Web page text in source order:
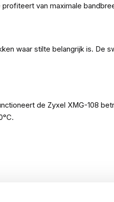
van maximale
waar stilte belangrijk is. De
de Zyxel XMG-108